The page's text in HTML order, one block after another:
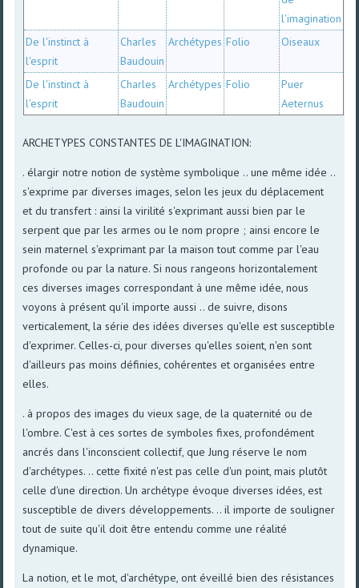
l'imagination
De l'instinct à
l'esprit
Charles
Baudouin
Archétypes Folio Oiseaux
De l'instinct à
l'esprit
Charles
Baudouin
Archétypes Folio
Puer
Aeternus
ARCHETYPES CONSTANTES DE L'IMAGINATION:
. élargir notre notion de système symbolique .. une même idée ..
s'exprime par diverses images, selon les jeux du déplacement
et du transfert : ainsi la virilité s'exprimant aussi bien par le
serpent que par les armes ou le nom propre ; ainsi encore le
sein maternel s'exprimant par la maison tout comme par l'eau
profonde ou par la nature. Si nous rangeons horizontalement
ces diverses images correspondant à une même idée, nous
voyons à présent qu'il importe aussi .. de suivre, disons
verticalement, la série des idées diverses qu'elle est susceptible
d'exprimer. Celles-ci, pour diverses qu'elles soient, n'en sont
d'ailleurs pas moins définies, cohérentes et organisées entre
elles.
. à propos des images du vieux sage, de la quaternité ou de
l'ombre. C'est à ces sortes de symboles fixes, profondément
ancrés dans l'inconscient collectif, que Jung réserve le nom
d'archétypes. .. cette fixité n'est pas celle d'un point, mais plutôt
celle d'une direction. Un archétype évoque diverses idées, est
susceptible de divers développements. .. il importe de souligner
tout de suite qu'il doit être entendu comme une réalité
dynamique.
La notion, et le mot, d'archétype, ont éveillé bien des résistances